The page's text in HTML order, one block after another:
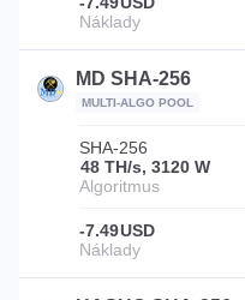
MD SHA-256
MULTI-ALGO POOL
SHA-256
48 TH/s, 3120 W
-7.49USD